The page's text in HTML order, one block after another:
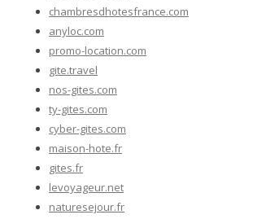
chambresdhotesfrance.com
anyloc.com
promo-location.com
gite.travel
nos-gites.com
ty-gites.com
cyber-gites.com
maison-hote.fr
gites.fr
levoyageur.net
naturesejour.fr